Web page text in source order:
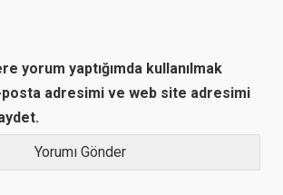
yorum yaptığımda kullanılmak
posta adresimi ve web site adresimi